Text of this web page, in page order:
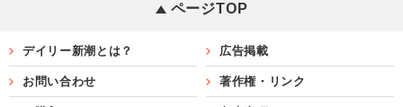
ページTOP
デイリー新潮とは？ 広告掲載
お問い合わせ 著作権・リンク